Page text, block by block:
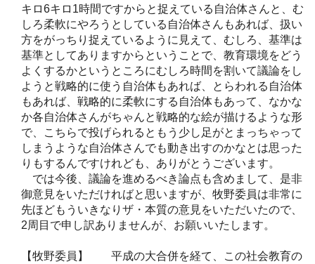
キロ6キロ1時間ですからと捉えている自治体さんと、む
しろ柔軟にやろうとしている自治体さんもあれば、扱い
方をがっちり捉えているように見えて、むしろ、基準は
基準としてありますからということで、教育環境をどう
よくするかというところにむしろ時間を割いて議論をし
ようと戦略的に使う自治体もあれば、とらわれる自治体
もあれば、戦略的に柔軟にする自治体もあって、なかな
か各自治体さんがちゃんと戦略的な絵が描けるような形
で、こちらで投げられるともう少し足がとまっちゃって
しまうような自治体さんでも動き出すのかなとは思った
りもするんですけれども、ありがとうございます。
では今後、議論を進めるべき論点も含めまして、是非
御意見をいただければと思いますが、牧野委員は非常に
先ほどもういきなりザ・本質の意見をいただいたので、
2周目で申し訳ありませんが、お願いいたします。
【牧野委員】 平成の大合併を経て、この社会教育の